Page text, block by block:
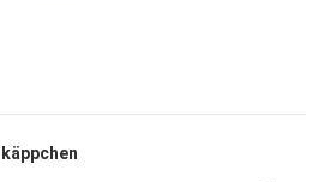
52505369 #Familienpaten
#Podcast #KoKi